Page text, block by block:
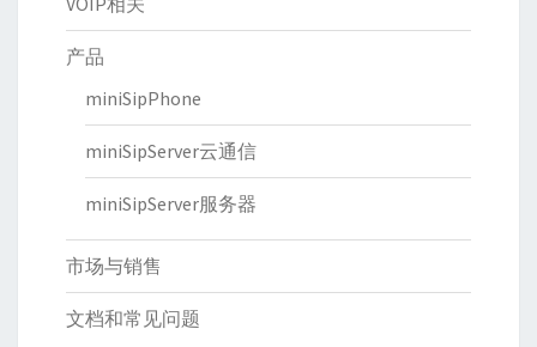
产品
miniSipPhone
miniSipServer云通信
miniSipServer服务器
市场与销售
文档和常见问题